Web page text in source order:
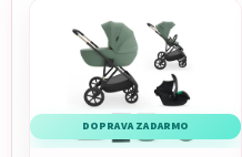
DOPRAVA ZADARMO